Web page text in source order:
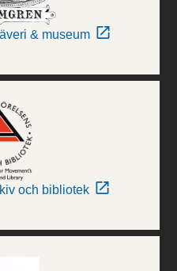
& museum
och bibliotek